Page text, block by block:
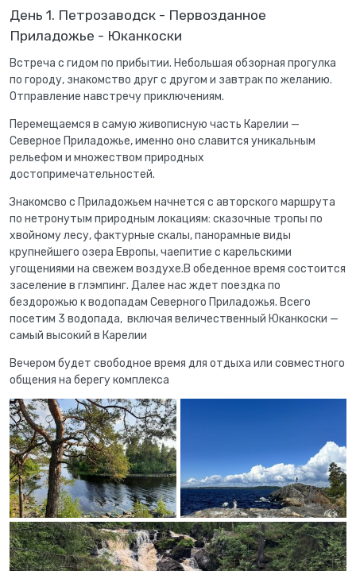
День 1. Петрозаводск - Первозданное
Приладожье - Юканкоски
Встреча с гидом по прибытии. Небольшая обзорная прогулка
по городу, знакомство друг с другом и завтрак по желанию.
Отправление навстречу приключениям.
Перемещаемся в самую живописную часть Карелии —
Северное Приладожье, именно оно славится уникальным
рельефом и множеством природных
достопримечательностей.
Знакомсво с Приладожьем начнется с авторского маршрута
по нетронутым природным локациям: сказочные тропы по
хвойному лесу, фактурные скалы, панорамные виды
крупнейшего озера Европы, чаепитие с карельскими
угощениями на свежем воздухе.В обеденное время состоится
заселение в глэмпинг. Далее нас ждет поездка по
бездорожью к водопадам Северного Приладожья. Всего
посетим 3 водопада, включая величественный Юканкоски —
самый высокий в Карелии
Вечером будет свободное время для отдыха или совместного
общения на берегу комплекса